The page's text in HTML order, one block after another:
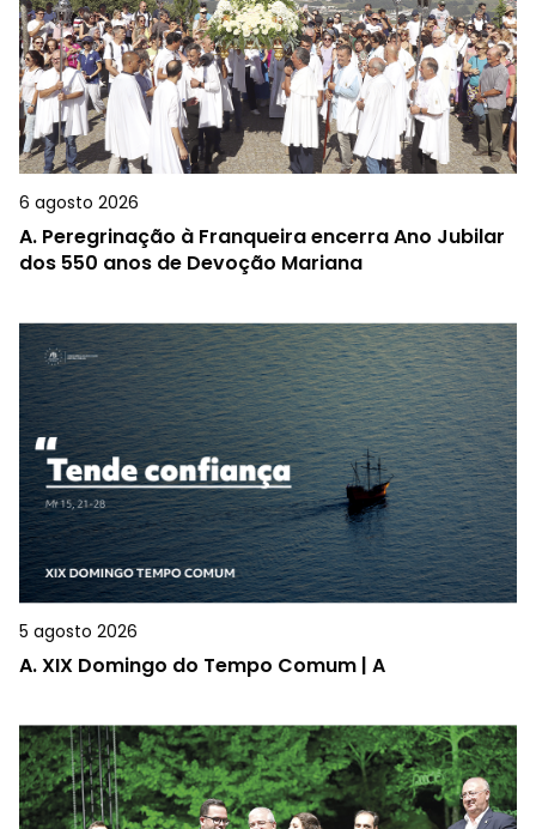
6 agosto 2026
A. Peregrinação à Franqueira encerra Ano Jubilar
dos 550 anos de Devoção Mariana
5 agosto 2026
A.XIX Domingo do Tempo Comum | A